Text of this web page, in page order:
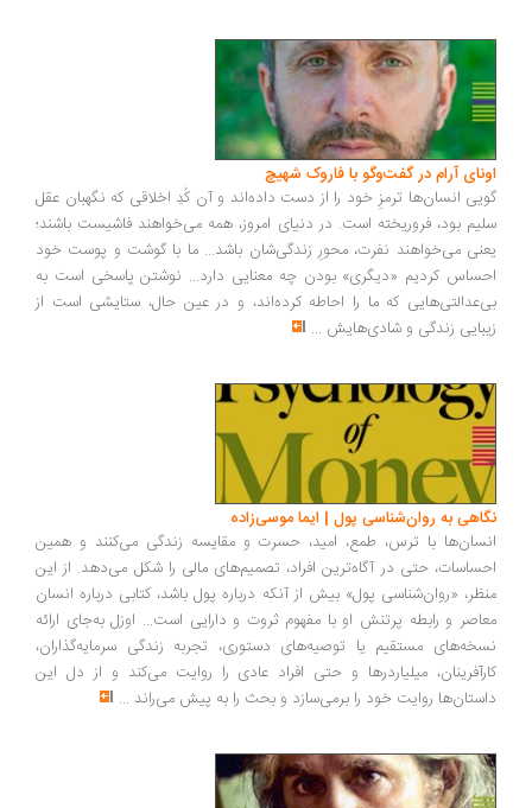
آرام در گفت‌وگو با فاروک شهیچ‭
انسان‌ها ترمزِ خود را از دست داده‌اند و آن کُدِ اخلاقی که نگهبان عقل
بود، فروریخته است. در دنیای امروز، همه می‌خواهند فاشیست باشند؛
می‌خواهند نفرت، محورِ زندگی‌شان باشد... ما با گوشت و پوست خود
کردیم «دیگری» بودن چه معنایی دارد... نوشتن پاسخی است به
که ما را احاطه کرده‌اند، و در عین حال، ستایشی است از
زندگی و شادی‌هایش...
به روان‌شناسی پول | ایما موسی‌زاده
با ترس، طمع، امید، حسرت و مقایسه زندگی می‌کنند و همین
حتی در آگاه‌ترین افراد، تصمیم‌های مالی را شکل می‌دهد. از این
«روان‌شناسی پول» بیش از آنکه درباره پول باشد، کتابی درباره انسان
و رابطه پرتنش او با مفهوم ثروت و دارایی است... اوزل به‌جای ارائه
مستقیم یا توصیه‌های دستوری، تجربه زندگی سرمایه‌گذاران،
میلیاردرها و حتی افراد عادی را روایت می‌کند و از دل این
روایت خود را برمی‌سازد و بحث را به پیش می‌راند...